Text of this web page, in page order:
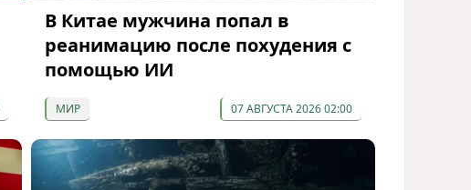
В Китае мужчина попал в
реанимацию после похудения с
помощью ИИ
МИР 07 АВГУСТА 2026 02:00